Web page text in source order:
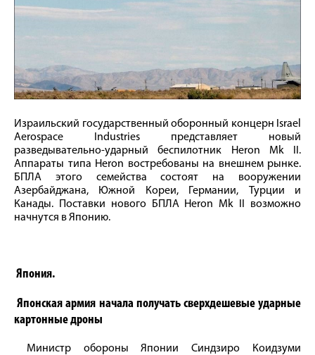
Израильский государственный оборонный концерн Israel
Aerospace Industries представляет новый
разведывательно-ударный беспилотник Heron Mk II.
Аппараты типа Heron востребованы на внешнем рынке.
БПЛА этого семейства состоят на вооружении
Азербайджана, Южной Кореи, Германии, Турции и
Канады. Поставки нового БПЛА Heron Mk II возможно
начнутся в Японию.
Япония.
Японская армия начала получать сверхдешевые ударные
картонные дроны
Министр обороны Японии Синдзиро Коидзуми